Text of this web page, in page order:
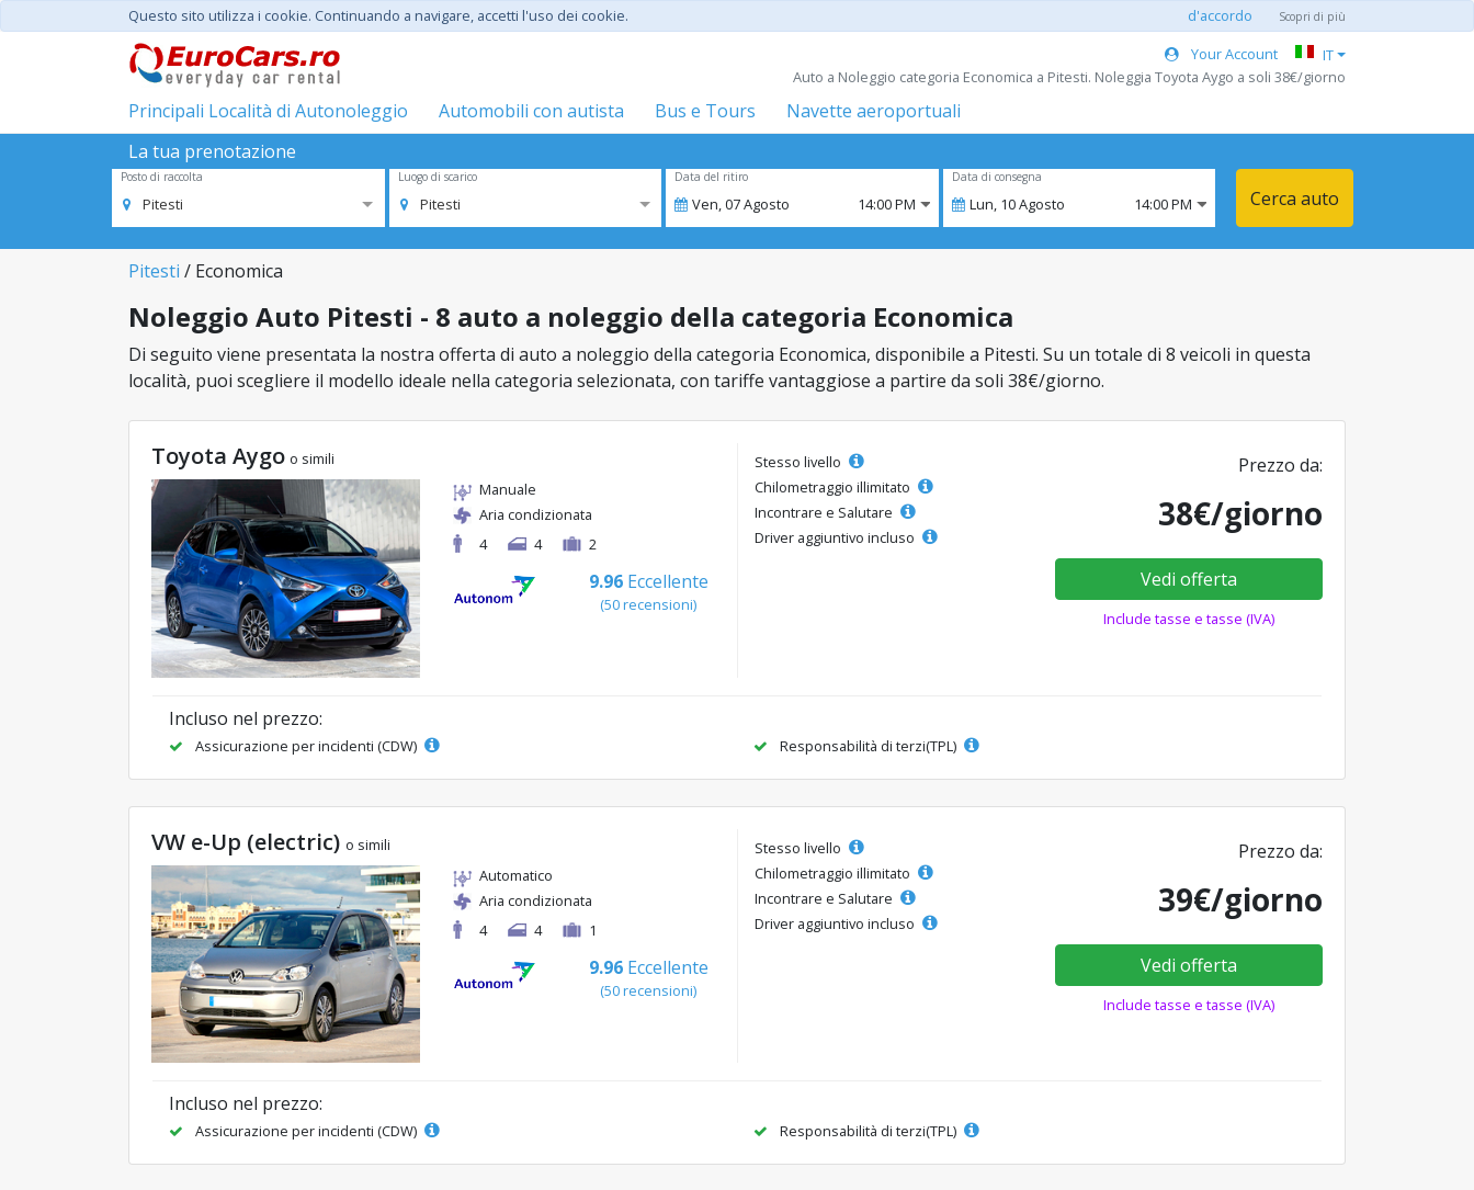
Questo sito utilizza i cookie. Continuando a navigare, accetti l'uso dei cookie. d'accordo Scopri di più
Your Account
IT
Auto a Noleggio categoria Economica a Pitesti. Noleggia Toyota Aygo a soli 38€/giorno
Principali Località di Autonoleggio Automobili con autista Bus e Tours
Navette aeroportuali
La tua prenotazione
Posto di raccolta
Pitesti
Luogo di scarico
Pitesti
Data del ritiro
Ven,07Agosto 14:00 PM
Data di consegna
Lun, 10Agosto 14:00 PM Cerca auto
Pitesti / Economica
Noleggio Auto Pitesti - 8 auto a noleggio della categoria Economica
Di seguito viene presentata la nostra offerta di auto a noleggio della categoria Economica, disponibile a Pitesti. Su un totale di 8 veicoli in questa
località, puoi scegliere il modello ideale nella categoria selezionata, con tariffe vantaggiose a partire da soli 38€/giorno.
Toyota Aygo o simili
Manuale
Aria condizionata
4
4 2
9.96 Eccellente
(50 recensioni)
Stesso livello
Chilometraggio illimitato
Incontrare e Salutare
Driver aggiuntivo incluso
Prezzo da:
38€/giorno
Vedi offerta
Include tasse e tasse (IVA)
Incluso nel prezzo:
Assicurazione per incidenti (CDW) Responsabilità di terzi(TPL)
VW e-Up (electric) o simili
Automatico
Aria condizionata
4
4 1
9.96 Eccellente
(50 recensioni)
Stesso livello
Chilometraggio illimitato
Incontrare e Salutare
Driver aggiuntivo incluso
Prezzo da:
39€/giorno
Vedi offerta
Include tasse e tasse (IVA)
Incluso nel prezzo:
Assicurazione per incidenti (CDW) Responsabilità di terzi(TPL)